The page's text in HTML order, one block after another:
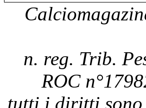
n. reg. Trib.
ROC
tutti i diritti sono